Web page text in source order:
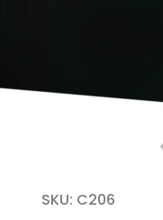
SKU: C206